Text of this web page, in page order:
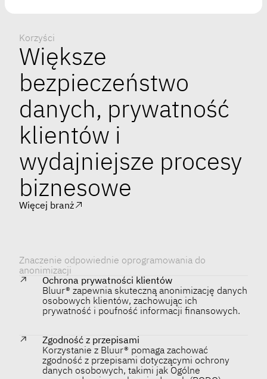
Korzyści
Większe
bezpieczeństwo
danych, prywatność
klientów i
wydajniejsze procesy
biznesowe
Więcej branż
Znaczenie odpowiednie oprogramowania do
anonimizacji
Ochrona prywatności klientów
Bluur® zapewnia skuteczną anonimizację danych
osobowych klientów, zachowując ich
prywatność i poufność informacji finansowych.
Zgodność z przepisami
Korzystanie z Bluur® pomaga zachować
zgodność z przepisami dotyczącymi ochrony
danych osobowych, takimi jak Ogólne